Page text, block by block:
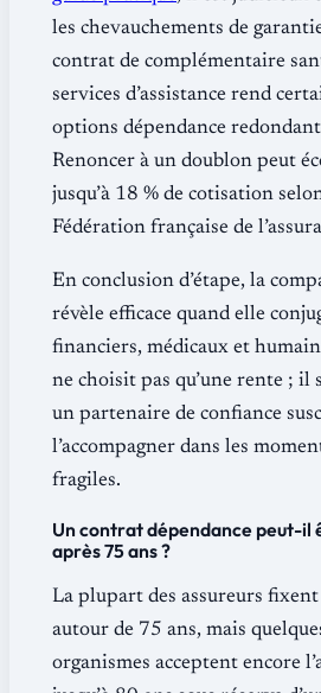
les chevauchements de
contrat de complémentaire
services d’assistance rend
options dépendance
Renoncer à un doublon peut
jusqu’à 18 % de cotisation
Fédération française de
En conclusion d’étape, la
révèle efficace quand elle
financiers, médicaux et
ne choisit pas qu’une rente ; il
un partenaire de confiance
l’accompagner dans les
fragiles.
Un contrat dépendance peut-il
après 75 ans ?
La plupart des assureurs fixent
autour de 75 ans, mais
organismes acceptent encore